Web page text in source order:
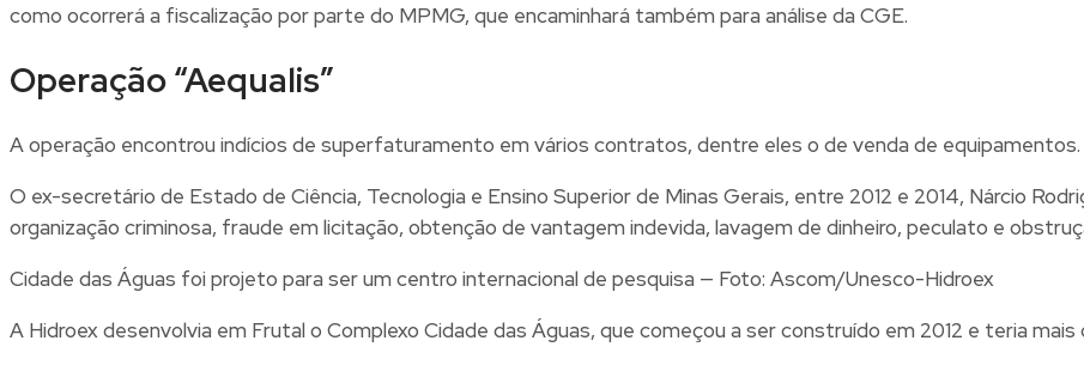
como ocorrerá a fiscalização por parte do MPMG, que encaminhará também para análise da CGE.
Operação “Aequalis”
A operação encontrou indícios de superfaturamento em vários contratos, dentre eles o de venda de equipamentos.
O ex-secretário de Estado de Ciência, Tecnologia e Ensino Superior de Minas Gerais, entre 2012 e 2014, Nárcio
organização criminosa, fraude em licitação, obtenção de vantagem indevida, lavagem de dinheiro, peculato e
Cidade das Águas foi projeto para ser um centro internacional de pesquisa — Foto: Ascom/Unesco-Hidroex
A Hidroex desenvolvia em Frutal o Complexo Cidade das Águas, que começou a ser construído em 2012 e teria mais